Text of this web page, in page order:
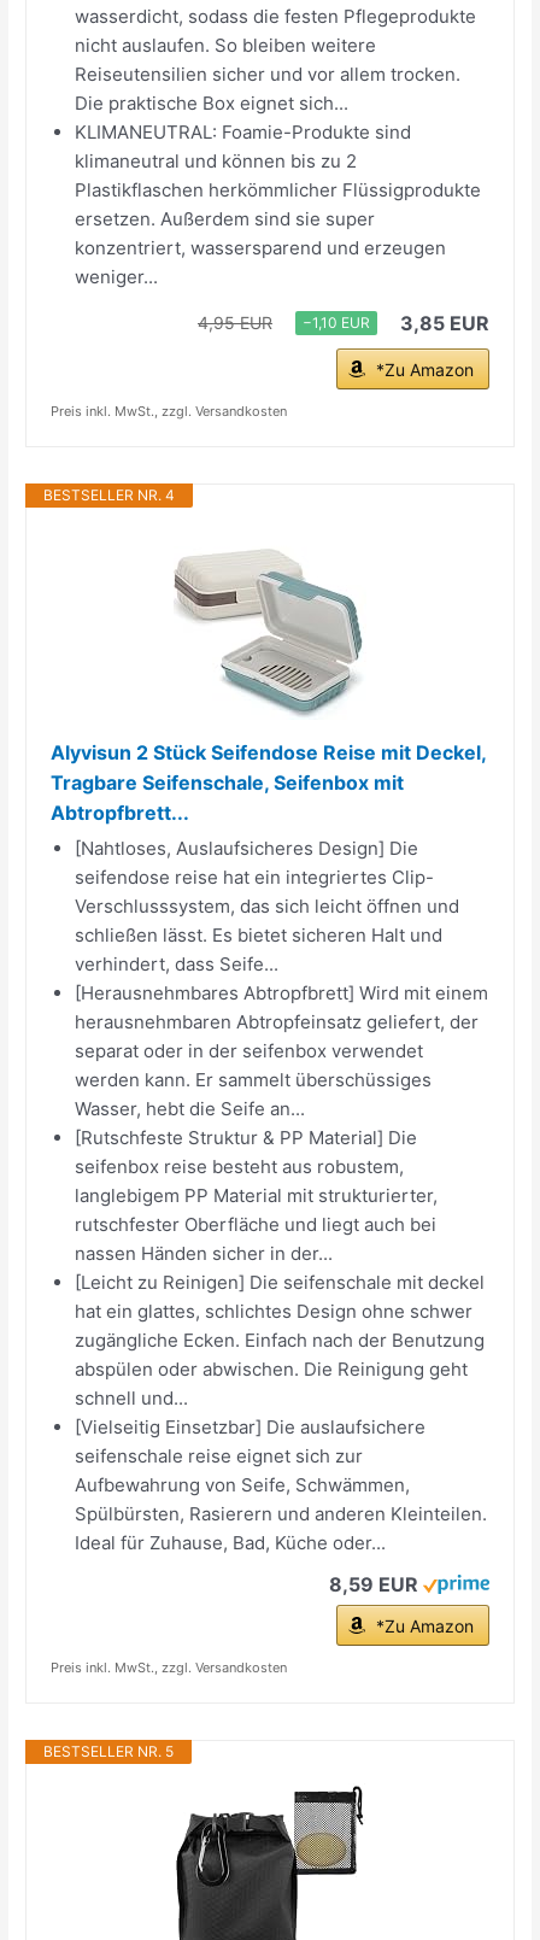
wasserdicht, sodass die festen Pflegeprodukte
nicht auslaufen. So bleiben weitere
Reiseutensilien sicher und vor allem trocken.
Die praktische Box eignet sich...
KLIMANEUTRAL: Foamie-Produkte sind
klimaneutral und können bis zu 2
Plastikflaschen herkömmlicher Flüssigprodukte
ersetzen. Außerdem sind sie super
konzentriert, wassersparend und erzeugen
weniger...
4,95 EUR −1,10 EUR 3,85 EUR
*Zu Amazon
Preis inkl. MwSt., zzgl. Versandkosten
BESTSELLER NR. 4
Alyvisun 2 Stück Seifendose Reise mit Deckel,
Tragbare Seifenschale, Seifenbox mit
Abtropfbrett...
[Nahtloses, Auslaufsicheres Design] Die
seifendose reise hat ein integriertes Clip-
Verschlusssystem, das sich leicht öffnen und
schließen lässt. Es bietet sicheren Halt und
verhindert, dass Seife...
[Herausnehmbares Abtropfbrett] Wird mit einem
herausnehmbaren Abtropfeinsatz geliefert, der
separat oder in der seifenbox verwendet
werden kann. Er sammelt überschüssiges
Wasser, hebt die Seife an...
[Rutschfeste Struktur & PP Material] Die
seifenbox reise besteht aus robustem,
langlebigem PP Material mit strukturierter,
rutschfester Oberfläche und liegt auch bei
nassen Händen sicher in der...
[Leicht zu Reinigen] Die seifenschale mit deckel
hat ein glattes, schlichtes Design ohne schwer
zugängliche Ecken. Einfach nach der Benutzung
abspülen oder abwischen. Die Reinigung geht
schnell und...
[Vielseitig Einsetzbar] Die auslaufsichere
seifenschale reise eignet sich zur
Aufbewahrung von Seife, Schwämmen,
Spülbürsten, Rasierern und anderen Kleinteilen.
Ideal für Zuhause, Bad, Küche oder...
8,59 EUR
*Zu Amazon
Preis inkl. MwSt., zzgl. Versandkosten
BESTSELLER NR. 5